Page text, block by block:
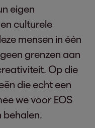
eigen
culturele
mensen in één
grenzen aan
Op die
die echt een
we voor EOS
behalen.